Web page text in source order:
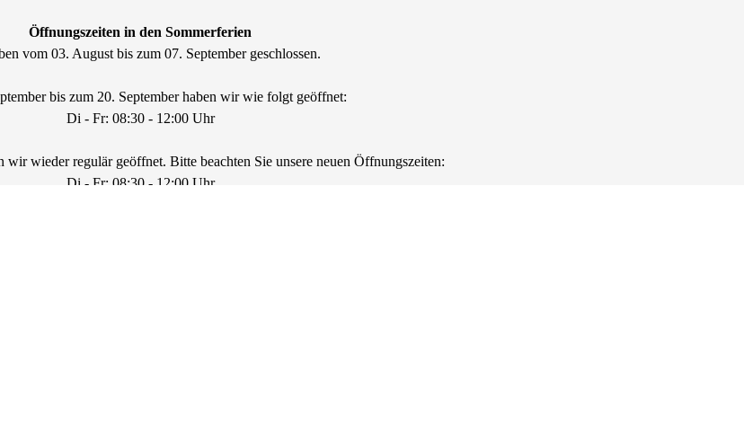
Öffnungszeiten in den Sommerferien
vom 03. August bis zum 07. September geschlossen.
bis zum 20. September haben wir wie folgt geöffnet:
Di - Fr: 08:30 - 12:00 Uhr
wir wieder regulär geöffnet. Bitte beachten Sie unsere neuen Öffnungszeiten:
Di - Fr: 08:30 - 12:00 Uhr